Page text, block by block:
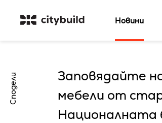
Новини
Сподели
Заповядайте
мебели от
Националната